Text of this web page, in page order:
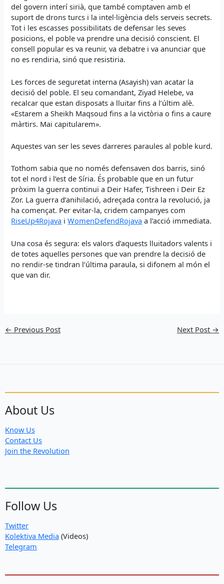
del govern interí sirià, que també comptaven amb el
suport de drons turcs i la intel·ligència dels serveis secrets.
Tot i les escasses possibilitats de defensar les seves
posicions, el poble va prendre una decisió conscient. El
consell popular es va reunir, va debatre i va anunciar que
no es rendiria, sinó que resistiria.
Les forces de seguretat interna (Asayish) van acatar la
decisió del poble. El seu comandant, Ziyad Helebe, va
recalcar que estan disposats a lluitar fins a l’últim alè.
«Estarem a Sheikh Maqsoud fins a la victòria o fins a caure
màrtirs. Mai capitularem».
Aquestes van ser les seves darreres paraules al poble kurd.
Tothom sabia que no només defensaven dos barris, sinó
tot el nord i l’est de Síria. És probable que en un futur
pròxim la guerra continuï a Deir Hafer, Tishreen i Deir Ez
Zor. La guerra d’anihilació, adreçada contra la revolució, ja
ha començat. Per evitar-la, cridem campanyes com
RiseUp4Rojava iWomenDefendRojava a l’acció immediata.
Una cosa és segura: els valors d’aquests lluitadors valents i
de totes aquelles persones que van prendre la decisió de
no rendir-se tindran l’última paraula, si difonem al món el
que van dir.
← Previous Post Next Post →
About Us
Know Us
Contact Us
Join the Revolution
Follow Us
Twitter
Kolektiva Media (Videos)
Telegram